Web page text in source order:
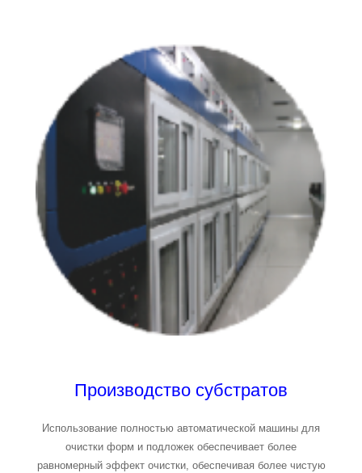
Производство субстратов
Использование полностью автоматической машины для
очистки форм и подложек обеспечивает более
равномерный эффект очистки, обеспечивая более чистую